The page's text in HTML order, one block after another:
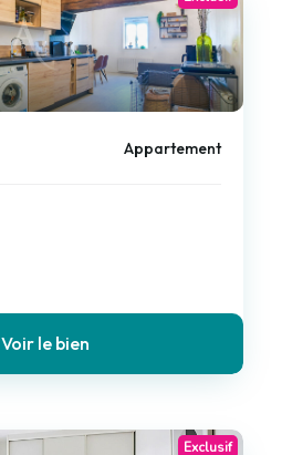
Appartement
Voir le bien
Exclusif